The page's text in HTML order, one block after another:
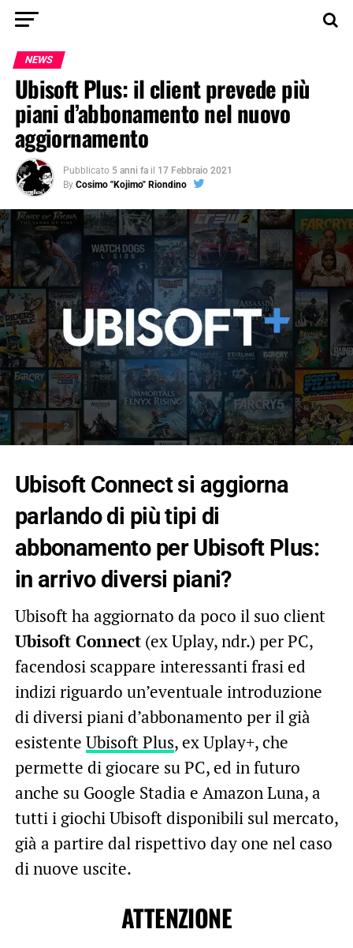
NEWS
Ubisoft Plus: il client prevede più
piani d’abbonamento nel nuovo
aggiornamento
Pubblicato 5 anni fa il 17 Febbraio 2021
By Cosimo "Kojimo" Riondino
Ubisoft Connect si aggiorna
parlando di più tipi di
abbonamento per Ubisoft Plus:
in arrivo diversi piani?
Ubisoft ha aggiornato da poco il suo client
Ubisoft Connect(ex Uplay, ndr.) per PC,
facendosi scappare interessanti frasi ed
indizi riguardo un’eventuale introduzione
di diversi piani d’abbonamento per il già
esistente Ubisoft Plus, ex Uplay+, che
permette di giocare su PC, ed in futuro
anche su Google Stadia e Amazon Luna, a
tutti i giochi Ubisoft disponibili sul mercato,
già a partire dal rispettivo day one nel caso
di nuove uscite.
ATTENZIONE